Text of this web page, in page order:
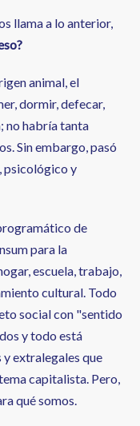
llama a lo anterior,
animal, el
dormir, defecar,
no habría tanta
Sin embargo, pasó
psicológico y
de
para la
escuela, trabajo,
cultural. Todo
social con "sentido
y todo está
extralegales que
capitalista. Pero,
qué somos.